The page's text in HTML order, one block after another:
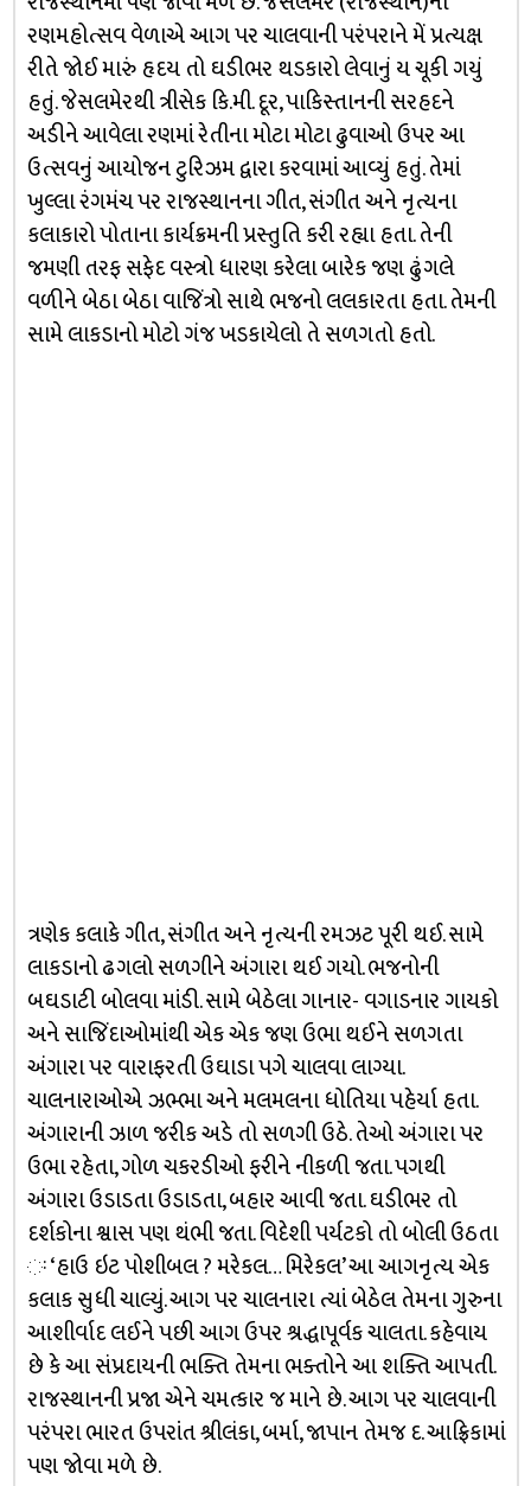
રણમહોત્સવ વેળાએ આગ પર ચાલવાની પરંપરાને મેં પ્રત્યક્ષ
રીતે જોઈ મારું હૃદય તો ઘડીભર થડકારો લેવાનું ય ચૂકી ગયું
હતું. જેસલમેરથી ત્રીસેક કિ.મી. દૂર, પાકિસ્તાનની સરહદને
અડીને આવેલા રણમાં રેતીના મોટા મોટા ઢુવાઓ ઉપર આ
ઉત્સવનું આયોજન ટુરિઝમ દ્વારા કરવામાં આવ્યું હતું. તેમાં
ખુલ્લા રંગમંચ પર રાજસ્થાનના ગીત, સંગીત અને નૃત્યના
કલાકારો પોતાના કાર્યક્રમની પ્રસ્તુતિ કરી રહ્યા હતા. તેની
જમણી તરફ સફેદ વસ્ત્રો ધારણ કરેલા બારેક જણ ઢુંગલે
વળીને બેઠા બેઠા વાજિંત્રો સાથે ભજનો લલકારતા હતા. તેમની
સામે લાકડાનો મોટો ગંજ ખડકાયેલો તે સળગતો હતો.
ત્રણેક કલાકે ગીત, સંગીત અને નૃત્યની રમઝટ પૂરી થઈ. સામે
લાકડાનો ઢગલો સળગીને અંગારા થઈ ગયો. ભજનોની
બઘડાટી બોલવા માંડી. સામે બેઠેલા ગાનાર- વગાડનાર ગાયકો
અને સાજિંદાઓમાંથી એક એક જણ ઉભા થઈને સળગતા
અંગારા પર વારાફરતી ઉઘાડા પગે ચાલવા લાગ્યા.
ચાલનારાઓએ ઝભ્ભા અને મલમલના ધોતિયા પહેર્યા હતા.
અંગારાની ઝાળ જરીક અડે તો સળગી ઉઠે. તેઓ અંગારા પર
ઉભા રહેતા, ગોળ ચકરડીઓ ફરીને નીકળી જતા. પગથી
અંગારા ઉડાડતા ઉડાડતા, બહાર આવી જતા. ઘડીભર તો
દર્શકોના શ્વાસ પણ થંભી જતા. વિદેશી પર્યટકો તો બોલી ઉઠતા
ઃ ‘હાઉ ઇટ પોશીબલ ? મરેકલ… મિરેકલ’ આ આગનૃત્ય એક
કલાક સુધી ચાલ્યું. આગ પર ચાલનારા ત્યાં બેઠેલ તેમના ગુરુના
આશીર્વાદ લઈને પછી આગ ઉપર શ્રદ્ધાપૂર્વક ચાલતા. કહેવાય
છે કે આ સંપ્રદાયની ભક્તિ તેમના ભક્તોને આ શક્તિ આપતી.
રાજસ્થાનની પ્રજા એને ચમત્કાર જ માને છે. આગ પર ચાલવાની
પરંપરા ભારત ઉપરાંત શ્રીલંકા, બર્મા, જાપાન તેમજ દ. આફ્રિકામાં
પણ જોવા મળે છે.